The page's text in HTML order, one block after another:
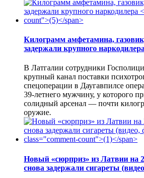
Килограмм амфетамина,
задержали крупного наркодилера
В Латгалии сотрудники
крупный канал поставки
спецоперации в Даугавпилсе
39-летнего мужчину, у которого
солидный арсенал — почти
оружие.
Новый «сюрприз» из Латвии на
снова задержали сигареты